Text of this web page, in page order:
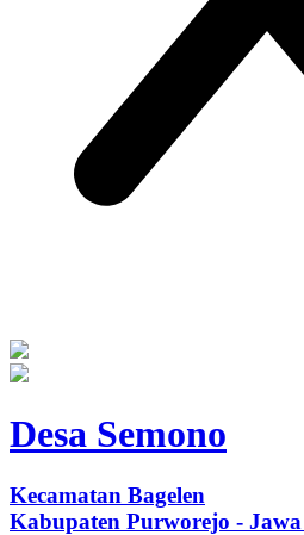
Desa Semono
Kecamatan Bagelen
Kabupaten Purworejo - Jawa